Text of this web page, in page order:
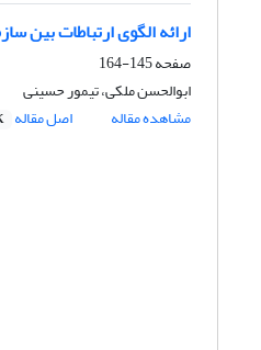
ارائه الگوی ارتباطات بین
صفحه145-164
ابوالحسن ملکی، تیمور حسینی
مشاهده مقاله
اصل مقاله